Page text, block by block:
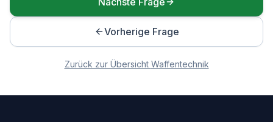
Vorherige Frage
Zurück zur Übersicht Waffentechnik